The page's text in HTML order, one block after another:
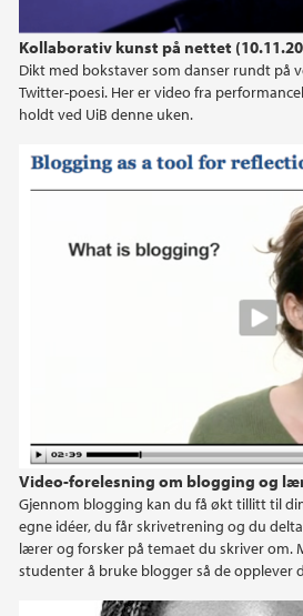
Kollaborativ kunst på nettet
Dikt med bokstaver som danser rundt på
Twitter-poesi. Her er video fra
holdt ved UiB denne uken.
Video-forelesning om blogging og
Gjennom blogging kan du få økt tillitt til
egne idéer, du får skrivetrening og du
lærer og forsker på temaet du skriver om.
studenter å bruke blogger så de opplever